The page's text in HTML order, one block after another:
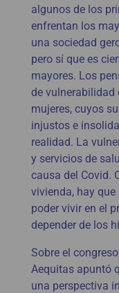
algunos de los
enfrentan los
una sociedad
pero sí que es
mayores. Los
de vulnerabilidad
mujeres, cuyos
injustos e
realidad. La
y servicios de
causa del Covid.
vivienda, hay
poder vivir en el
depender de los
Sobre el
Aequitas apuntó
una perspectiva